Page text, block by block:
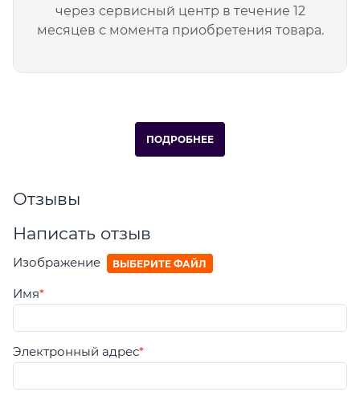
через сервисный центр в течение 12
месяцев с момента приобретения товара.
ПОДРОБНЕЕ
Отзывы
Написать отзыв
Изображение ВЫБЕРИТЕ ФАЙЛ
Имя
Электронный адрес